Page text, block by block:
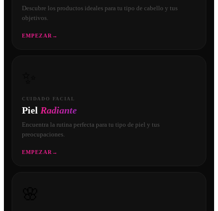
Descubre los productos ideales para tu tipo de cabello y tus
objetivos.
EMPEZAR →
CUIDADO FACIAL
Piel Radiante
Encuentra la rutina perfecta para tu tipo de piel y tus
preocupaciones.
EMPEZAR →